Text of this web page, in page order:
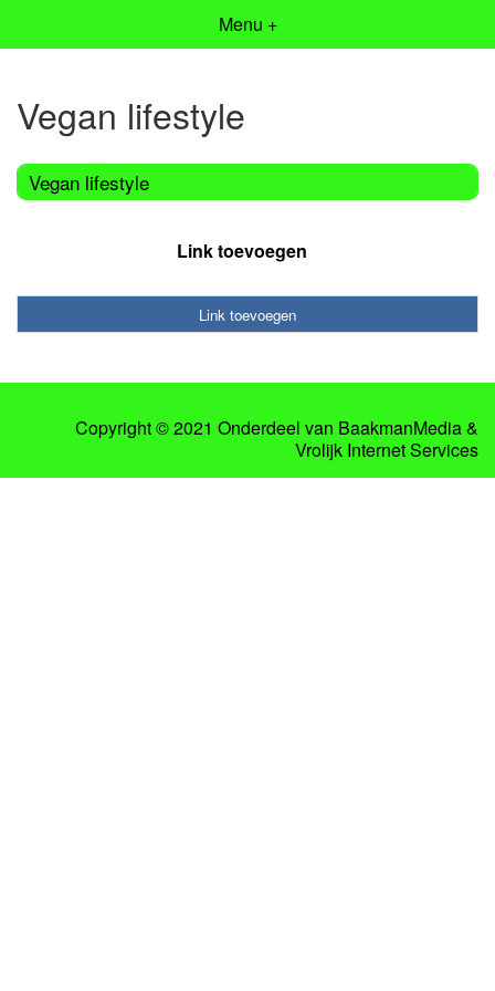
Menu +
Vegan lifestyle
Vegan lifestyle
Link toevoegen
Link toevoegen
Copyright © 2021 Onderdeel van BaakmanMedia&
Vrolijk Internet Services